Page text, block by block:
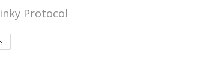
Protocol